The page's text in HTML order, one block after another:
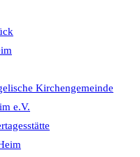
Kirchengemeinde
e.V.